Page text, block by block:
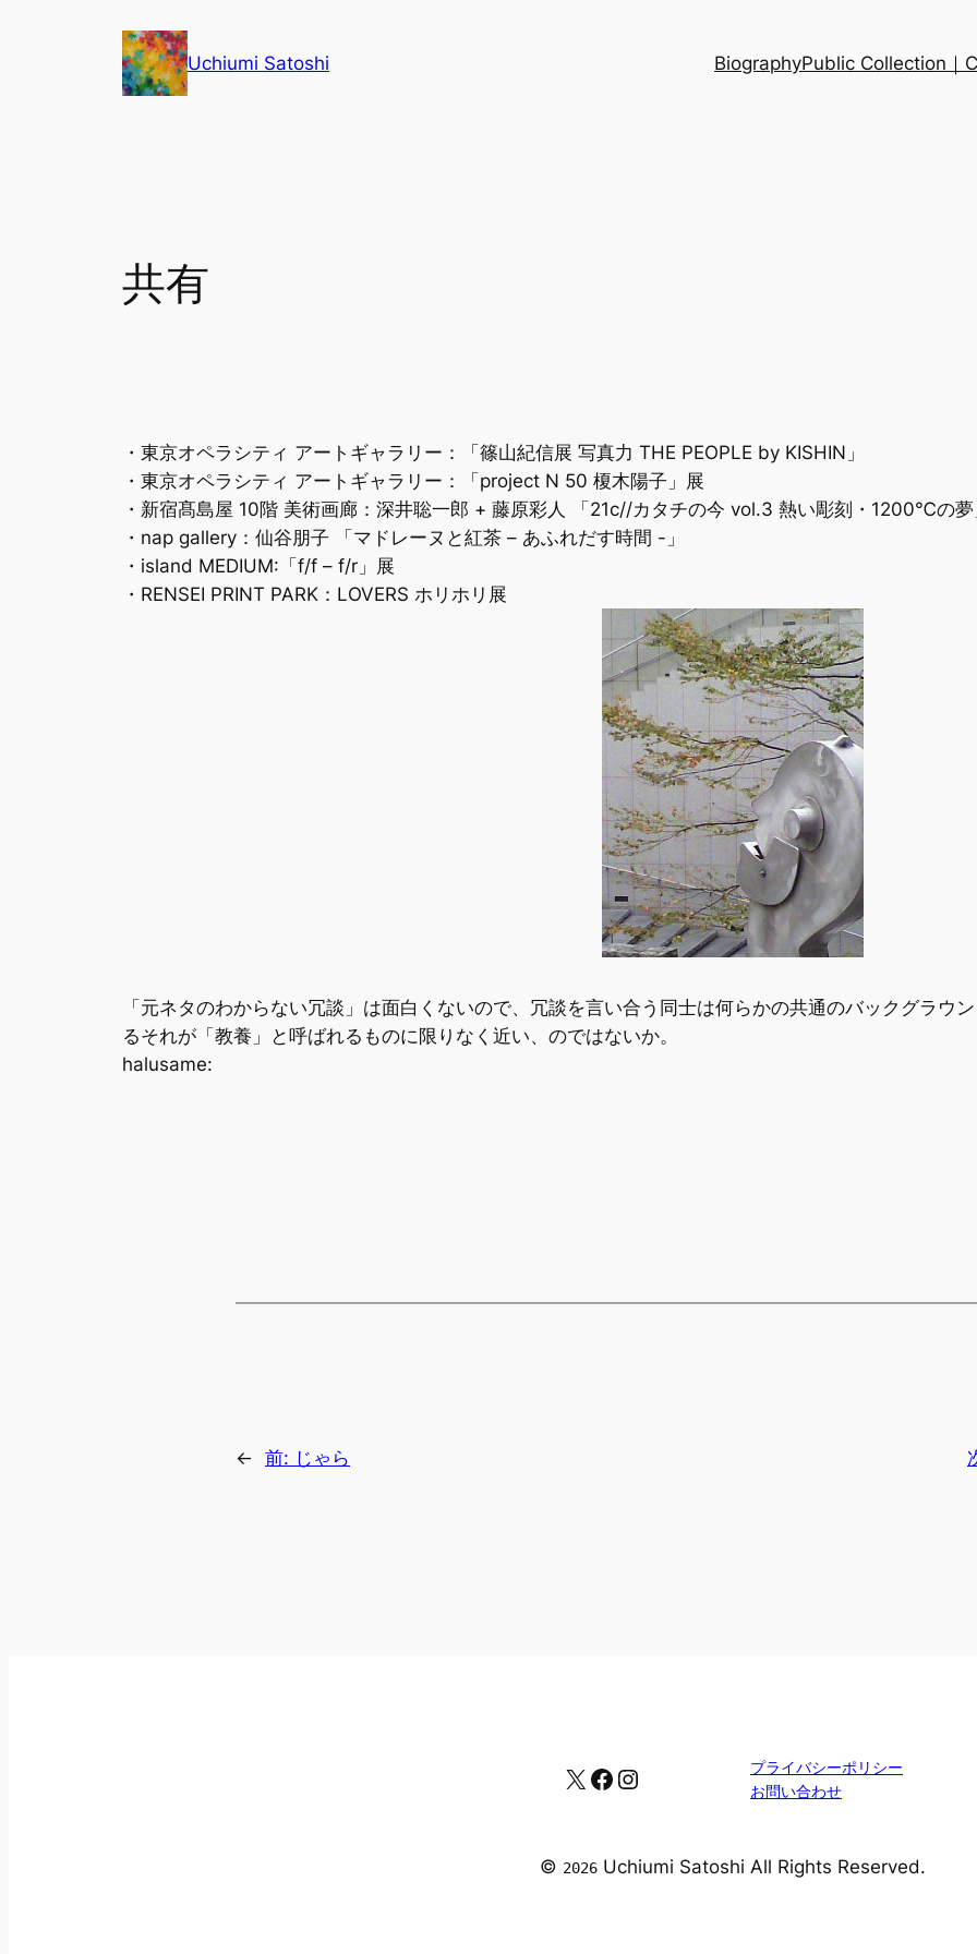
Uchiumi Satoshi BiographyPublic Collection｜
共有
・東京オペラシティ アートギャラリー：「篠山紀信展 写真力 THE PEOPLE by KISHIN」
・東京オペラシティ アートギャラリー：「project N 50 榎木陽子」展
・新宿髙島屋 10階 美術画廊：深井聡一郎 + 藤原彩人 「21c//カタチの今 vol.3 熱い彫刻・1200℃の
・nap gallery：仙谷朋子 「マドレーヌと紅茶 – あふれだす時間 -」
・island MEDIUM:「f/f – f/r」展
・RENSEI PRINT PARK：LOVERS ホリホリ展
「元ネタのわからない冗談」は面白くないので、冗談を言い合う同士は何らかの共通のバックグラウ
るそれが「教養」と呼ばれるものに限りなく近い、のではないか。
halusame:
← 前: じゃら
X Facebook
Instagram
プライバシーポリシー
お問い合わせ
© 2026 Uchiumi Satoshi All Rights Reserved.